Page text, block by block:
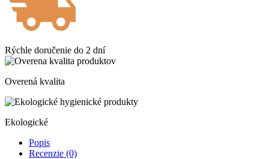
Rýchle doručenie do 2 dní
Overená kvalita
Ekologické
Popis
Recenzie (0)